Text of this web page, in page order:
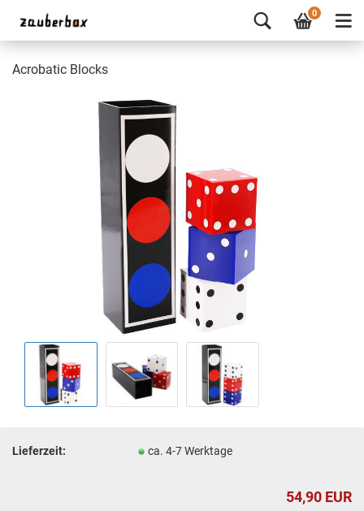
0
Acrobatic Blocks
Lieferzeit: ca. 4-7 Werktage
54,90 EUR